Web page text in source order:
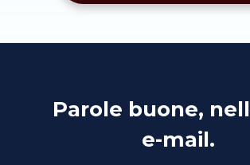
Parole buone,
e-mail.